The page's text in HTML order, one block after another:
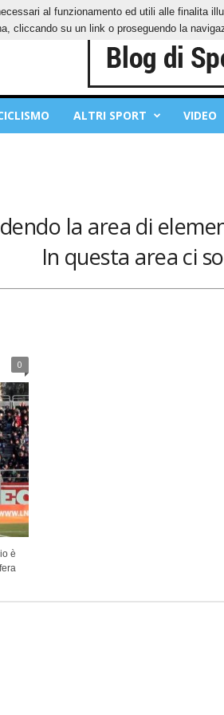
PRIVACY POLICY
ALTRI SPORT VIDEO
la area di
In questa area ci
0
è
al funzionamento ed utili alle finalita
cliccando su un link o proseguendo la